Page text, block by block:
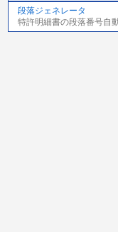
段落ジェネレータ
特許明細書の段落番号自